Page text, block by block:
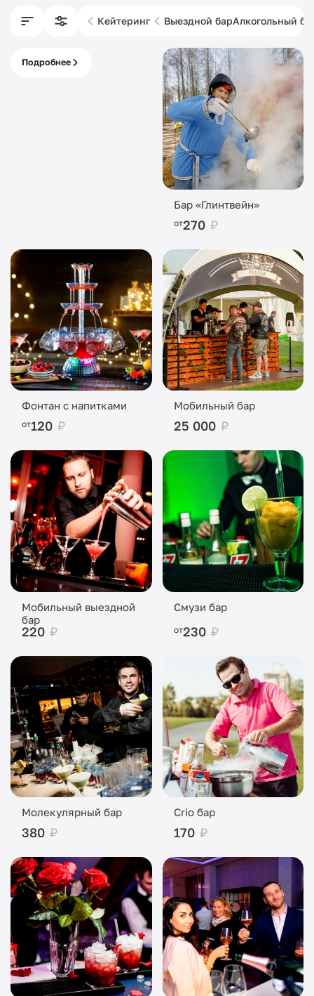
Кейтеринг Выездной барАлкогольный
Подробнее
Бар «Глинтвейн»
от270 ₽
Фонтан с напитками
от120 ₽
Мобильный бар
25 000 ₽
Мобильный выездной
бар
220 ₽
Смузи бар
от230 ₽
Молекулярный бар
380 ₽
Crio бар
170 ₽